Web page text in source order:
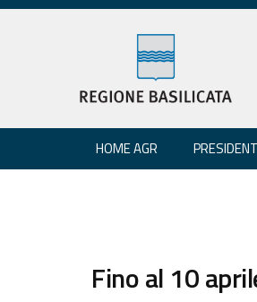
HOME AGR
Fino al 10